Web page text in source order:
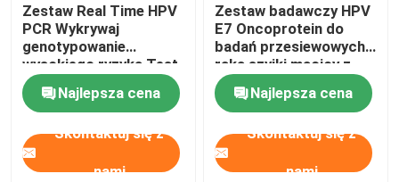
Zestaw Real Time HPV
PCR Wykrywaj
genotypowanie
wysokiego ryzyka Test
sondy Taqman dla
wirusa HPV
Najlepsza cena
Skontaktuj się z
nami
Zestaw badawczy HPV
E7 Oncoprotein do
badań przesiewowych
raka szyjki macicy z
wynikami 15 min,
samodzielnym
pobraniem próbek i
bezpośrednim
wykrywaniem białka
komórek rakowych
Najlepsza cena
Skontaktuj się z
nami